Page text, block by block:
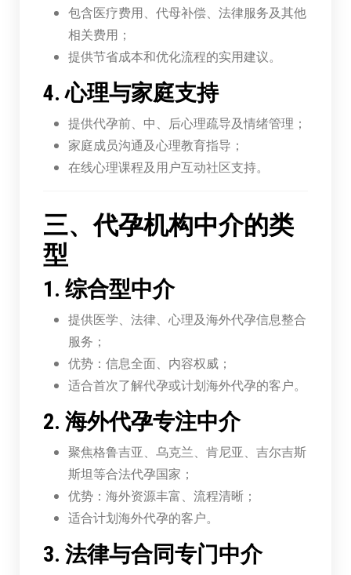
包含医疗费用、代母补偿、法律服务及其他
相关费用；
提供节省成本和优化流程的实用建议。
4. 心理与家庭支持
提供代孕前、中、后心理疏导及情绪管理；
家庭成员沟通及心理教育指导；
在线心理课程及用户互动社区支持。
三、代孕机构中介的类
型
1. 综合型中介
提供医学、法律、心理及海外代孕信息整合
服务；
优势：信息全面、内容权威；
适合首次了解代孕或计划海外代孕的客户。
2. 海外代孕专注中介
聚焦格鲁吉亚、乌克兰、肯尼亚、吉尔吉斯
斯坦等合法代孕国家；
优势：海外资源丰富、流程清晰；
适合计划海外代孕的客户。
3. 法律与合同专门中介